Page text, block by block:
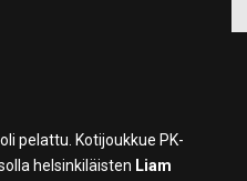
pelattu. Kotijoukkue PK-
helsinkiläisten Liam